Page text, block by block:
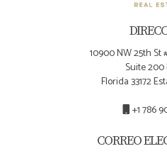
10900 NW 25th St
Suite 200
Florida 33172
+1 786
CORREO